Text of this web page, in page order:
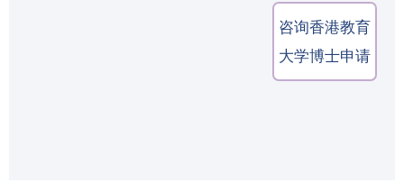
咨询香港教育
大学博士申请